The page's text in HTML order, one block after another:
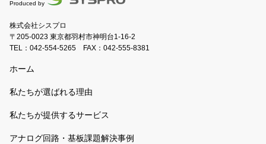
Produced by
株式会社シスプロ
〒205-0023 東京都羽村市神明台1-16-2
TEL： 042-554-5265 FAX：042-555-8381
ホーム
私たちが選ばれる理由
私たちが提供するサービス
アナログ回路・基板課題解決事例